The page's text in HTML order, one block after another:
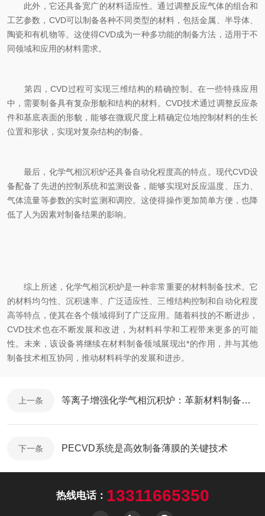
此外，它还具备宽广的材料适应性。通过调整反应气体的组合和
工艺参数，CVD可以制备各种不同类型的材料，包括金属、半导体、
陶瓷和有机物等。这使得CVD成为一种多功能的制备方法，适用于不
同领域和应用的材料需求。
第四，CVD过程可实现三维结构的精确控制。在一些特殊应用
中，需要制备具有复杂形貌和结构的材料。CVD技术通过调整反应条
件和基底表面的形貌，能够在微观尺度上精确定位地控制材料的生长
位置和形状，实现对复杂结构的制备。
最后，化学气相沉积炉还具备自动化程度高的特点。现代CVD设
备配备了先进的控制系统和监测设备，能够实现对反应温度、压力、
气体流量等参数的实时监测和调控。这使得操作更加简单方便，也降
低了人为因素对制备结果的影响。
综上所述，化学气相沉积炉是一种非常重要的材料制备技术。它
的材料均匀性、沉积速率、广泛适应性、三维结构控制和自动化程度
高等特点，使其在各个领域得到了广泛应用。随着科技的不断进步，
CVD技术也在不断发展和改进，为材料科学和工程带来更多的可能
性。未来，该设备将继续在材料制备领域展现出*的作用，并与其他
制备技术相互协同，推动材料科学的发展和进步。
上一条 等离子增强化学气相沉积炉：革新材料制备技术的关键工具
下一条 PECVD系统是高效制备薄膜的关键技术
热线电话： 13311665350